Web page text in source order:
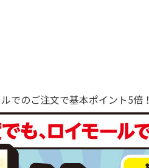
でのご注文で基本ポイント5倍！